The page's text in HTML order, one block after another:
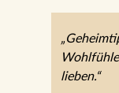
lieben.“